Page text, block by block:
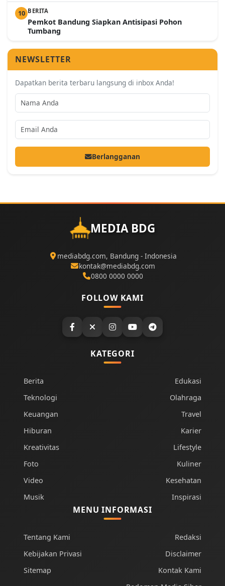
10 BERITA
Pemkot Bandung Siapkan Antisipasi Pohon
Tumbang
NEWSLETTER
Dapatkan berita terbaru langsung di inbox Anda!
Berlangganan
MEDIA BDG
mediabdg.com, Bandung - Indonesia
kontak@mediabdg.com
0800 0000 0000
FOLLOW KAMI
KATEGORI
Berita
Teknologi
Keuangan
Hiburan
Kreativitas
Foto
Video
Musik
Edukasi
Olahraga
Travel
Karier
Lifestyle
Kuliner
Kesehatan
Inspirasi
MENU INFORMASI
Tentang Kami
Kebijakan Privasi
Sitemap
Redaksi
Disclaimer
Kontak Kami